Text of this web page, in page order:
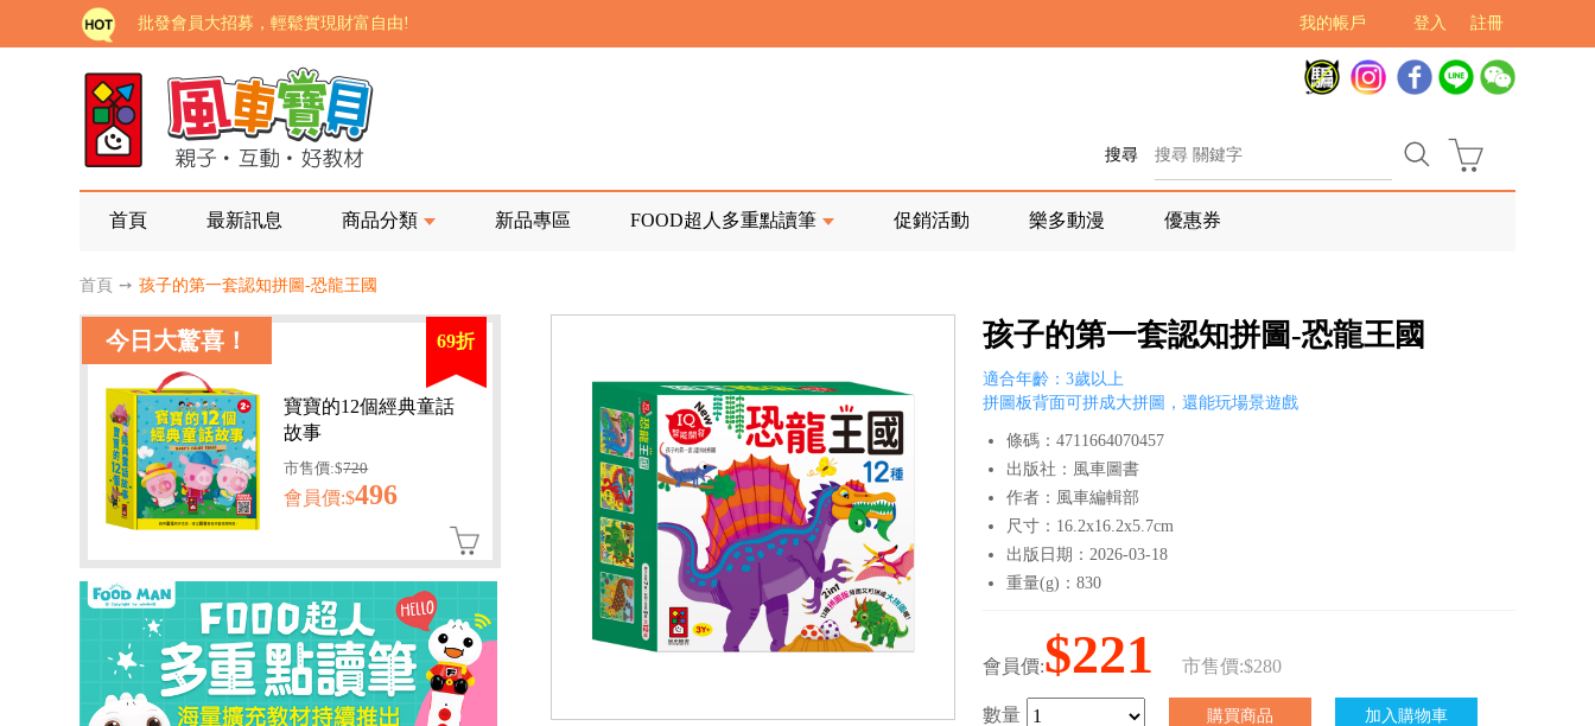
註冊
登入
我的帳戶
批發會員大招募，輕鬆實現財富自由!
如需更改或重開發票 需在訂單成立三天內通知客服 寄回發票需附上回郵郵票
老師您好!!幼教會員火熱招募中~
海外購物免煩惱！點我查看『海外購物流程說明』
家長樂了!「風車書版集團暨FOOD超人企業總部」目前正興建中!
老師您好!!幼教會員火熱招募中~
海外購物免煩惱！點我查看『海外購物流程說明』
搜尋
首頁 最新訊息 商品分類 新品專區 FOOD超人多重點讀筆 促銷活動 樂多動漫 優惠券
首頁 ➙ 孩子的第一套認知拼圖-恐龍王國
今日大驚喜！ 69折
寶寶的12個經典童話
故事
市售價:$720
會員價:$496
孩子的第一套認知拼圖-恐龍王國
適合年齡：3歲以上
拼圖板背面可拼成大拼圖，還能玩場景遊戲
條碼：4711664070457
出版社：風車圖書
作者：風車編輯部
尺寸：16.2x16.2x5.7cm
出版日期：2026-03-18
重量(g)：830
會員價:$221 市售價:$280
數量